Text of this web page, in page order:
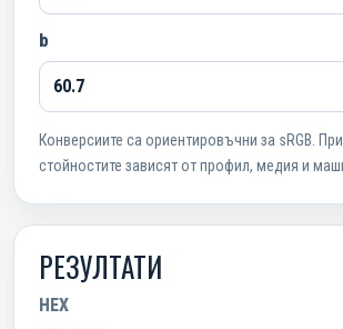
b
Конверсиите са ориентировъчни за sRGB.
стойностите зависят от профил, медия и
РЕЗУЛТАТИ
HEX